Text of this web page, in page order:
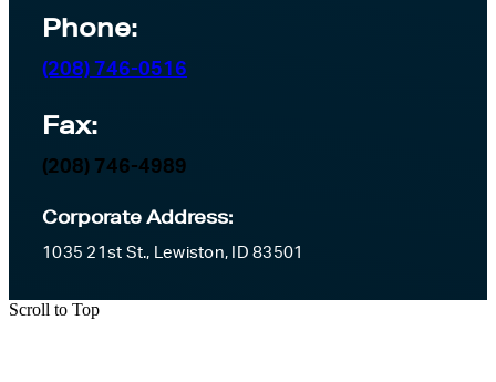
Phone:
(208) 746-0516
Fax:
(208) 746-4989
Corporate Address:
1035 21st St., Lewiston, ID 83501
Scroll to Top